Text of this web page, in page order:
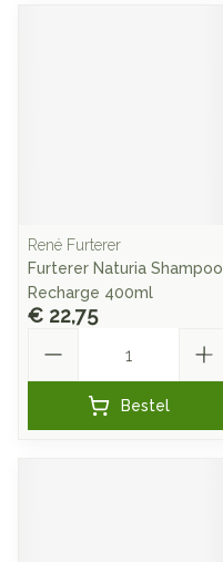
René Furterer
Furterer Naturia Shampoo
Recharge 400ml
€ 22,75
Bestel